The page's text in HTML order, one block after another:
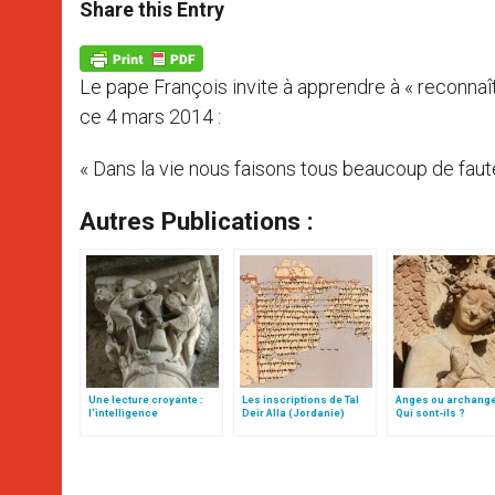
s
p
p
e
g
e
r
b
k
Share this Entry
Le pape François invite à apprendre à «
ce 4 mars 2014 :
« Dans la vie nous faisons tous beaucoup de
Autres Publications :
Une lecture croyante :
l’intelligence
Les inscriptions de Tal
Deir Alla (Jordanie)
Anges ou
Qui sont-ils ?